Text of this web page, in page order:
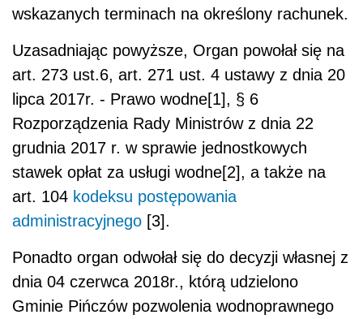
wskazanych terminach na określony rachunek.
Uzasadniając powyższe, Organ powołał się na
art. 273 ust.6, art. 271 ust. 4 ustawy z dnia 20
lipca 2017r. - Prawo wodne[1], § 6
Rozporządzenia Rady Ministrów z dnia 22
grudnia 2017 r. w sprawie jednostkowych
stawek opłat za usługi wodne[2], a także na
art. 104 kodeksu postępowania
administracyjnego [3].
Ponadto organ odwołał się do decyzji własnej z
dnia 04 czerwca 2018r., którą udzielono
Gminie Pińczów pozwolenia wodnoprawnego